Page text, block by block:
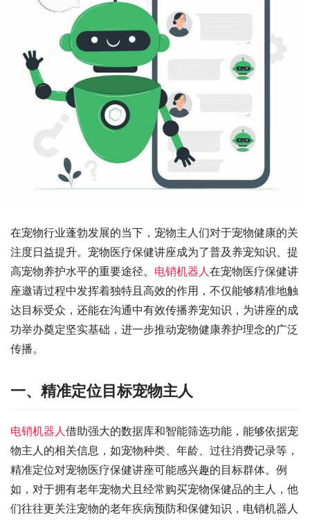
在宠物行业蓬勃发展的当下，宠物主人们对于宠物健康的关
注度日益提升。宠物医疗保健讲座成为了普及养宠知识、提
高宠物养护水平的重要途径。 电销机器人在宠物医疗保健讲
座邀请过程中发挥着独特且高效的作用，不仅能够精准地触
达目标受众，还能在沟通中有效传播养宠知识，为讲座的成
功举办奠定坚实基础，进一步推动宠物健康养护理念的广泛
传播。
一、精准定位目标宠物主人
电销机器人借助强大的数据库和智能筛选功能，能够依据宠
物主人的相关信息，如宠物种类、年龄、过往消费记录等，
精准定位对宠物医疗保健讲座可能感兴趣的目标群体。例
如，对于拥有老年宠物犬且经常购买宠物保健品的主人，他
们往往更关注宠物的老年疾病预防和保健知识，电销机器人